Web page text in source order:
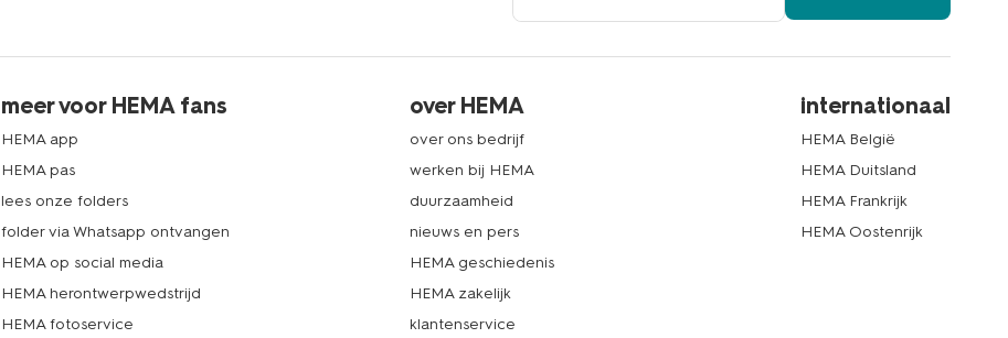
meer voor HEMA fans
HEMA app
HEMA pas
lees onze folders
folder via Whatsapp ontvangen
HEMA op social media
HEMA herontwerpwedstrijd
HEMA fotoservice
over HEMA
over ons bedrijf
werken bij HEMA
duurzaamheid
nieuws en pers
HEMA geschiedenis
HEMA zakelijk
klantenservice
internationaal
HEMA België
HEMA Duitsland
HEMA Frankrijk
HEMA Oostenrijk